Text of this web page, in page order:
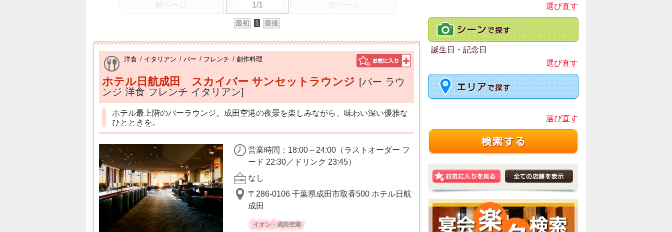
前ページ 1/1 次ページ
最初 1 最後
洋食 / イタリアン / バー / フレンチ / 創作料理
ホテル日航成田 スカイバー サンセットラウンジ [バー ラウ
ンジ 洋食 フレンチ イタリアン]
ホテル最上階のバーラウンジ。成田空港の夜景を楽しみながら、味わい深い優雅な
ひとときを。
営業時間：18:00～24:00（ラストオーダー フ
ード 22:30／ドリンク 23:45）
なし
〒286-0106 千葉県成田市取香500 ホテル日航
成田
イオン・成田空港
選び直す
誕生日・記念日
選び直す
選び直す